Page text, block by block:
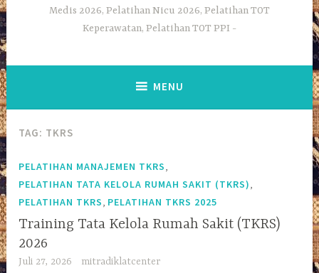
Medis 2026, Pelatihan Nicu 2026, Pelatihan TOT
Keperawatan, Pelatihan TOT PPI
MENU
TAG: TKRS
PELATIHAN MANAJEMEN TKRS,
PELATIHAN TATA KELOLA RUMAH SAKIT (TKRS),
PELATIHAN TKRS, PELATIHAN TKRS 2025
Training Tata Kelola Rumah Sakit (TKRS)
2026
Juli 27, 2026 mitradiklatcenter